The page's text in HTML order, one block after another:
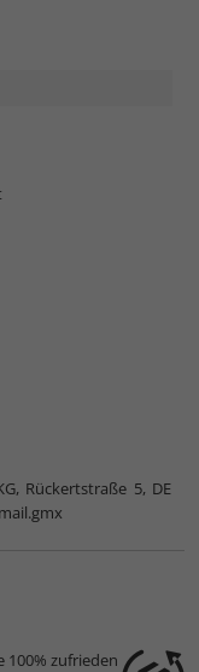
Rückertstraße 5, DE
100% zufrieden